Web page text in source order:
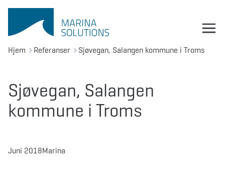
Hjem Referanser Sjøvegan, Salangen kommune i Troms
Sjøvegan, Salangen
kommune i Troms
Juni 2018Marina